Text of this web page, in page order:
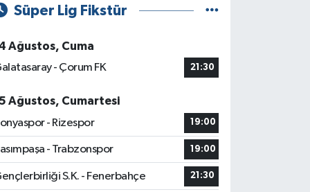
Süper Lig Fikstür
Ağustos, Cuma
- Çorum FK
21:30
Ağustos, Cumartesi
- Rizespor
19:00
- Trabzonspor 19:00
S.K. - Fenerbahçe 21:30